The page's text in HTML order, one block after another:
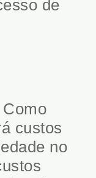
de
Como
custos
no